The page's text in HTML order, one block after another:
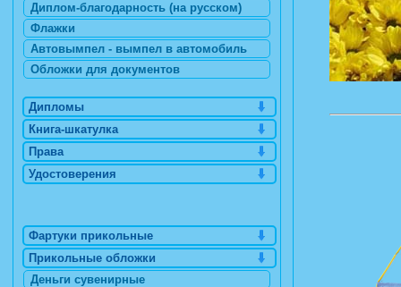
Диплом-благодарность (на русском)
Флажки
Автовымпел - вымпел в автомобиль
Обложки для документов
Дипломы
Книга-шкатулка
Права
Удостоверения
Фартуки прикольные
Прикольные обложки
Деньги сувенирные